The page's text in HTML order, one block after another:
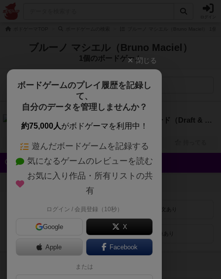
ブルーノ マシエル（Bruno Maciel）
1個のボードゲーム
検索メニュー
6.1
ドラフト・アンド・ライト・レコード（Draft & Write Records）
1人～6人 30分～60分 10歳～ 2023年～
興味あり 経験あり お気に入り
クイック検索
登録状況
最近登録された順 紹介文あり
画像あり
閉じる
ボードゲームのプレイ履歴を記録し
て、
自分のデータを管理しませんか？
約75,000人がボドゲーマを利用中！
遊んだボードゲームを記録する
気になるゲームのレビューを読む
お気に入り作品・所有リストの共
有
ログイン / 会員登録（10秒）
Google X
Apple Facebook
または